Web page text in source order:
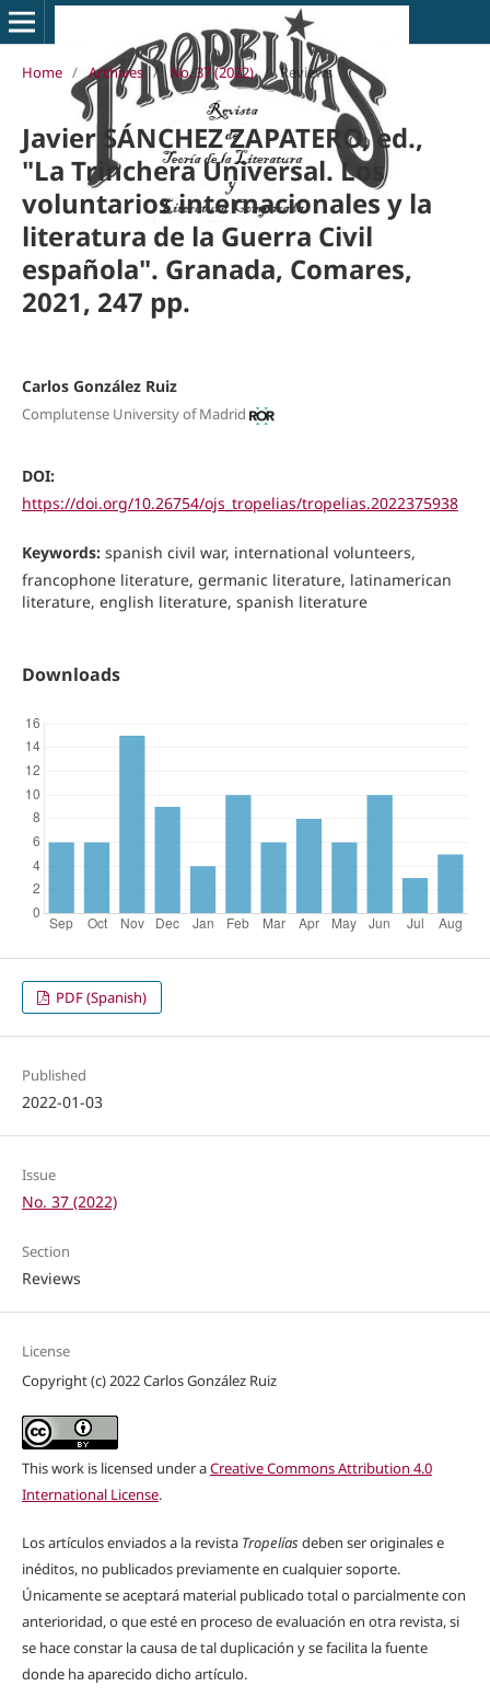
Home / Archives / No. 37 (2022) / Reviews
Javier SÁNCHEZ ZAPATERO, ed.,
"La Trinchera Universal. Los
voluntarios internacionales y la
literatura de la Guerra Civil
española". Granada, Comares,
2021, 247 pp.
Carlos González Ruiz
Complutense University of Madrid
DOI:
https://doi.org/10.26754/ojs_tropelias/tropelias.2022375938
Keywords: spanish civil war, international volunteers,
francophone literature, germanic literature, latinamerican
literature, english literature, spanish literature
Downloads
PDF (Spanish)
Published
2022-01-03
Issue
No. 37 (2022)
Section
Reviews
License
Copyright (c) 2022 Carlos González Ruiz
This work is licensed under aCreative Commons Attribution 4.0
International License.
Los artículos enviados a la revista Tropelíasdeben ser originales e
inéditos, no publicados previamente en cualquier soporte.
Únicamente se aceptará material publicado total o parcialmente con
anterioridad, o que esté en proceso de evaluación en otra revista, si
se hace constar la causa de tal duplicación y se facilita la fuente
donde ha aparecido dicho artículo.